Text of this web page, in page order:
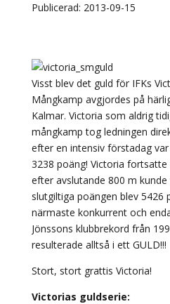
Publicerad: 2013-09-15
Visst blev det guld för IFKs
Mångkamp avgjordes på
Kalmar. Victoria som aldrig
mångkamp tog ledningen
efter en intensiv förstadag
3238 poäng! Victoria
efter avslutande 800 m
slutgiltiga poängen blev 5426
närmaste konkurrent och
Jönssons klubbrekord från
resulterade alltså i ett GULD!!!
Stort, stort grattis Victoria!
Victorias guldserie: